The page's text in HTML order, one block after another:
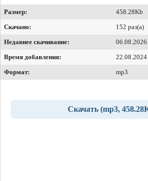
Размер:
458.28Kb
Скачано:
152 раз(а)
Недавнее скачивание:
Время добавления:
Формат:
mp3
Скачать (mp3,